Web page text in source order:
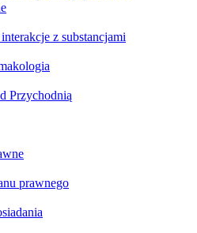
z substancjami
prawnego